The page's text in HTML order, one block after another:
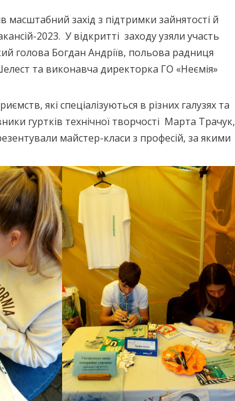
захід з підтримки зайнятості й
2023. У відкритті заходу узяли участь
голова Богдан Андріїв, польова радниця
та виконавча директорка ГО «Неємія»
які спеціалізуються в різних галузях та
гуртків технічної творчості Марта Трачук,
майстер-класи з професій, за якими